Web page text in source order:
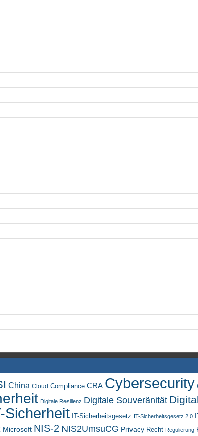
China Cloud Compliance CRA Cybersecurity
Digitale Resilienz Digitale Souveränität
Sicherheit IT-Sicherheitsgesetz IT-Sicherheitsgesetz 2.0
Microsoft NIS-2 NIS2UmsuCG Privacy Recht Regulierung